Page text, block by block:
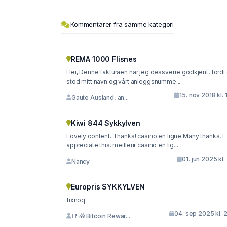
Kommentarer fra samme kategori
REMA 1000 Flisnes
Hei, Denne fakturaen har jeg dessverre godkjent, fordi det
stod mitt navn og vårt anleggsnumme...
Gaute Ausland, an... 15. nov 2018 kl.
Kiwi 844 Sykkylven
Lovely content. Thanks! casino en ligne Many thanks, I
appreciate this. meilleur casino en lig...
Nancy 01. jun 2025 kl.
Europris SYKKYLVEN
fixnoq
📑 🎁 Bitcoin Rewar... 04. sep 2025 kl.